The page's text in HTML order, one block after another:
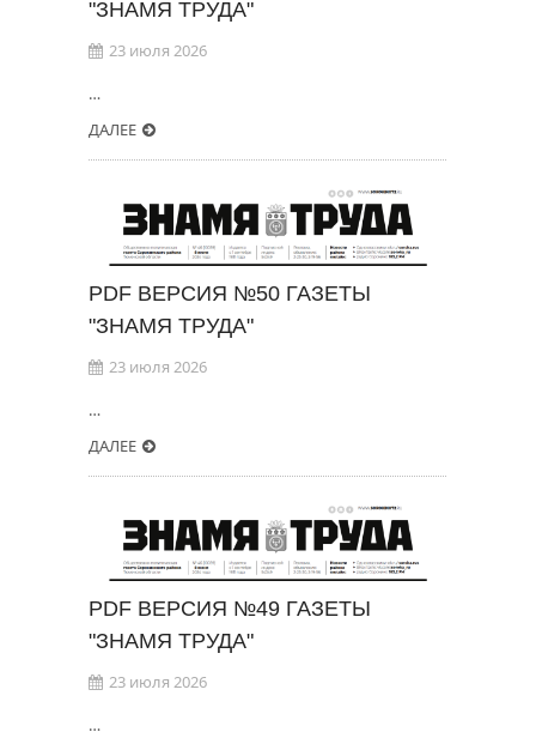
"ЗНАМЯ ТРУДА"
23 июля 2026
…
ДАЛЕЕ
PDF ВЕРСИЯ №50 ГАЗЕТЫ
"ЗНАМЯ ТРУДА"
23 июля 2026
…
ДАЛЕЕ
PDF ВЕРСИЯ №49 ГАЗЕТЫ
"ЗНАМЯ ТРУДА"
23 июля 2026
…